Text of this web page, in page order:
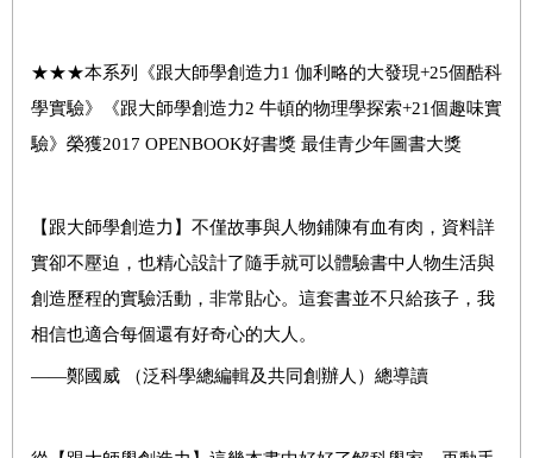
★★★本系列《跟大師學創造力1 伽利略的大發現+25個酷科
學實驗》《跟大師學創造力2 牛頓的物理學探索+21個趣味實
驗》榮獲2017 OPENBOOK好書獎 最佳青少年圖書大獎
【跟大師學創造力】 不僅故事與人物鋪陳有血有肉，資料詳
實卻不壓迫，也精心設計了隨手就可以體驗書中人物生活與
創造歷程的實驗活動，非常貼心。這套書並不只給孩子，我
相信也適合每個還有好奇心的大人。
——鄭國威 （泛科學總編輯及共同創辦人 ）總導讀